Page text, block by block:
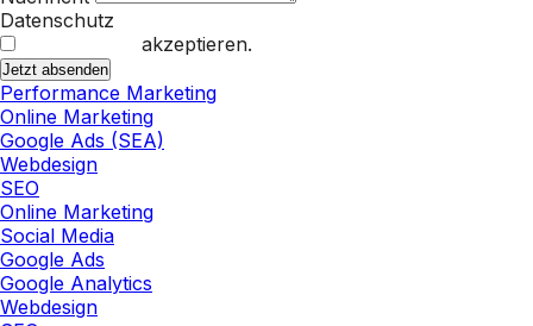
Datenschutz
akzeptieren.
Jetzt absenden
Performance Marketing
Online Marketing
Google Ads (SEA)
Webdesign
SEO
Online Marketing
Social Media
Google Ads
Google Analytics
Webdesign